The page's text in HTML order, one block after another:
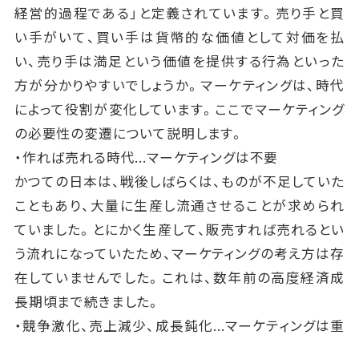
経営的過程である」と定義されています。売り手と買
い手がいて、買い手は貨幣的な価値として対価を払
い、売り手は満足という価値を提供する行為といった
方が分かりやすいでしょうか。マーケティングは、時代
によって役割が変化しています。ここでマーケティング
の必要性の変遷について説明します。
・作れば売れる時代...マーケティングは不要
かつての日本は、戦後しばらくは、ものが不足していた
こともあり、大量に生産し流通させることが求められ
ていました。とにかく生産して、販売すれば売れるとい
う流れになっていたため、マーケティングの考え方は存
在していませんでした。これは、数年前の高度経済成
長期頃まで続きました。
・競争激化、売上減少、成長鈍化...マーケティングは重